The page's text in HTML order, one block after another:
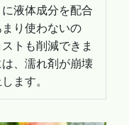
液体成分を配合
り使わないの
トも削減できま
、濡れ剤が崩壊
ます。